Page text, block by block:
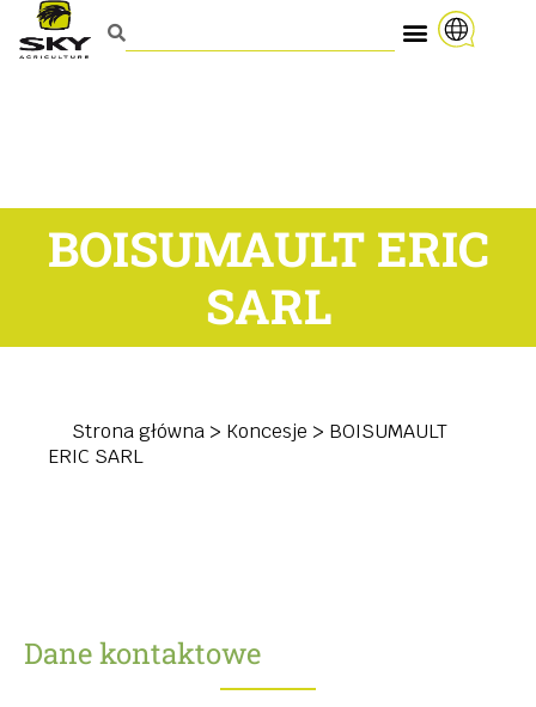
BOISUMAULT ERIC
SARL
Strona główna > Koncesje > BOISUMAULT
ERIC SARL
Dane kontaktowe